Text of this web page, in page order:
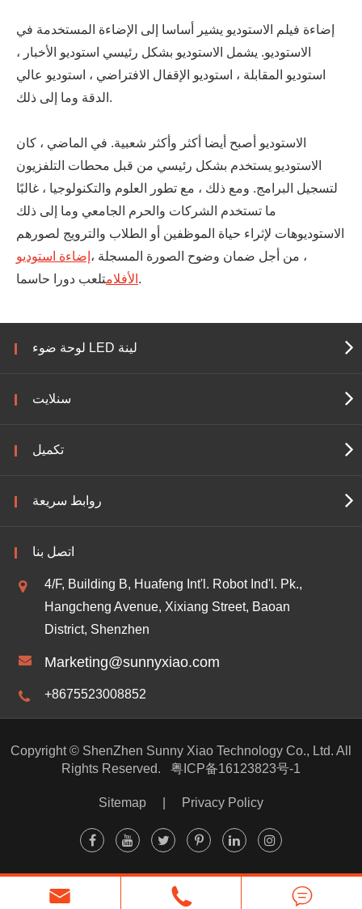
إضاءة فيلم الاستوديو يشير أساسا إلى الإضاءة المستخدمة في
الاستوديو. يشمل الاستوديو بشكل رئيسي استوديو الأخبار ،
استوديو المقابلة ، استوديو الإقفال الافتراضي ، استوديو عالي
الدقة وما إلى ذلك.
الاستوديو أصبح أيضا أكثر وأكثر شعبية. في الماضي ، كان
الاستوديو يستخدم بشكل رئيسي من قبل محطات التلفزيون
لتسجيل البرامج. ومع ذلك ، مع تطور العلوم والتكنولوجيا ، غالبًا
ما تستخدم الشركات والحرم الجامعي وما إلى ذلك
الاستوديوهات لإثراء حياة الموظفين أو الطلاب والترويج لصورهم
، من أجل ضمان وضوح الصورة المسجلة ، إضاءة استوديو
الأفلام تلعب دورا حاسما.
لوحة ضوء LED لينة
سنلايت
تكميل
روابط سريعة
اتصل بنا
4/F, Building B, Huafeng Int'l. Robot Ind'l. Pk.,
Hangcheng Avenue, Xixiang Street, Baoan
District, Shenzhen
Marketing@sunnyxiao.com
+8675523008852
Copyright © ShenZhen Sunny Xiao Technology Co., Ltd. All
Rights Reserved.
粤ICP备16123823号-1
Sitemap Privacy Policy
  